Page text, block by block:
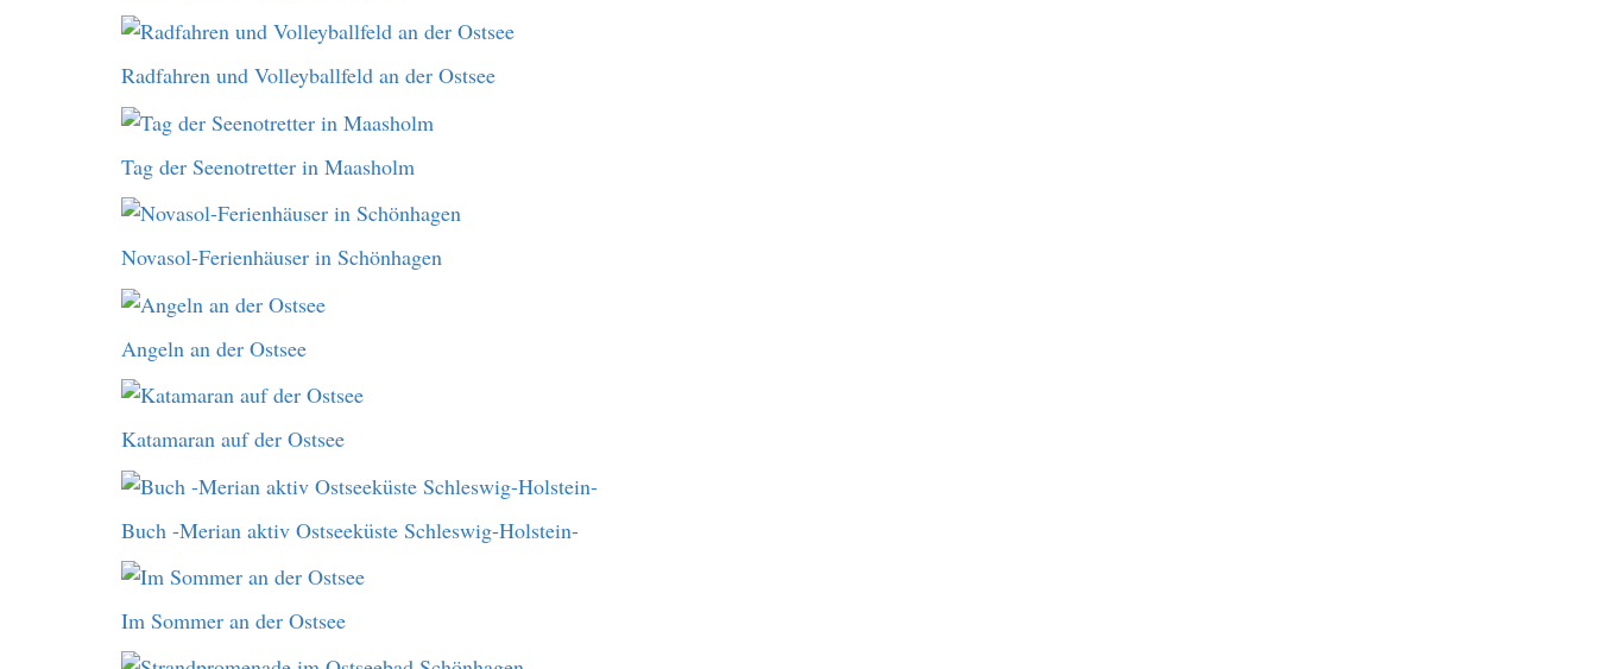
Radfahren und Volleyballfeld an der Ostsee
Tag der Seenotretter in Maasholm
Novasol-Ferienhäuser in Schönhagen
Angeln an der Ostsee
Katamaran auf der Ostsee
Buch -Merian aktiv Ostseeküste Schleswig-Holstein-
Im Sommer an der Ostsee